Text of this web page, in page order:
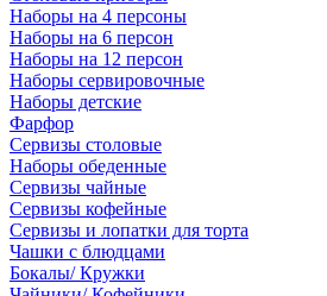
Наборы на 4 персоны
Наборы на 6 персон
Наборы на 12 персон
Наборы сервировочные
Наборы детские
Фарфор
Сервизы столовые
Наборы обеденные
Сервизы чайные
Сервизы кофейные
Сервизы и лопатки для торта
Чашки с блюдцами
Бокалы/ Кружки